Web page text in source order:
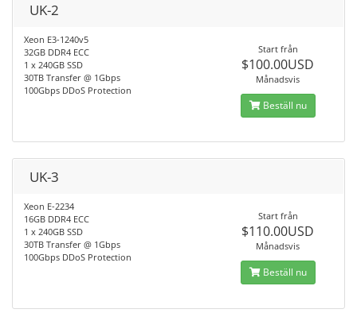
UK-2
Xeon E3-1240v5
32GB DDR4 ECC
1 x 240GB SSD
30TB Transfer @ 1Gbps
100Gbps DDoS Protection
Start från
$100.00USD
Månadsvis
Beställ nu
UK-3
Xeon E-2234
16GB DDR4 ECC
1 x 240GB SSD
30TB Transfer @ 1Gbps
100Gbps DDoS Protection
Start från
$110.00USD
Månadsvis
Beställ nu